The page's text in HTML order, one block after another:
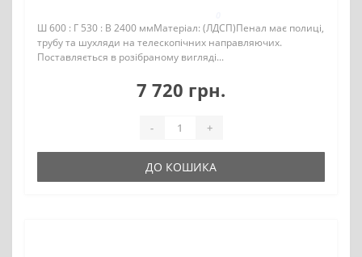
Ш 600 : Г 530 : В 2400 ммМатеріал: (ЛДСП)Пенал має полиці,
трубу та шухляди на телескопічних направляючих.
Поставляється в розібраному вигляді...
7 720 грн.
- +
ДО КОШИКА